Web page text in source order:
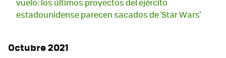
vuelo: los últimos proyectos del ejército
estadounidense parecen sacados de 'Star Wars'
Octubre 2021